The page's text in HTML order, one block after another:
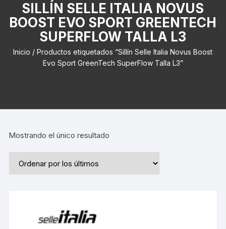
SILLÍN SELLE ITALIA NOVUS
BOOST EVO SPORT GREENTECH
SUPERFLOW TALLA L3
Inicio / Productos etiquetados “Sillín Selle Italia Novus Boost
Evo Sport GreenTech SuperFlow Talla L3”
Mostrando el único resultado